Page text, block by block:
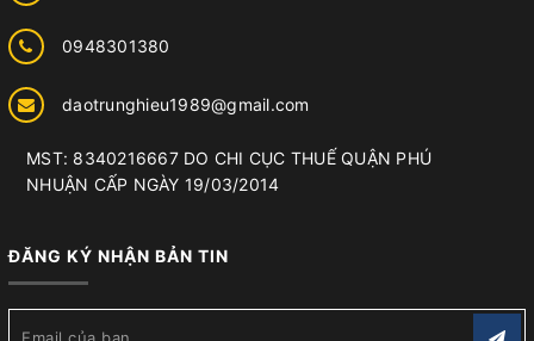
0948301380
daotrunghieu1989@gmail.com
MST: 8340216667 DO CHI CỤC THUẾ QUẬN PHÚ
NHUẬN CẤP NGÀY 19/03/2014
ĐĂNG KÝ NHẬN BẢN TIN